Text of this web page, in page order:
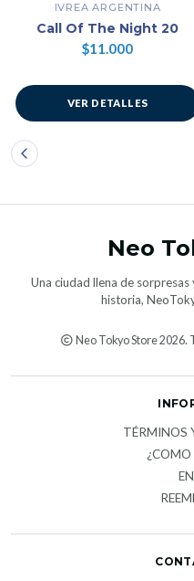
IVREA ARGENTINA
Call Of The Night 20
$11.000
VER DETALLES
Neo
Una ciudad llena de sorpresas
historia,
Neo Tokyo Store
TÉRMINOS
¿COMO